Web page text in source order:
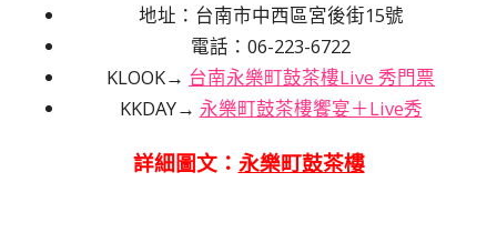
地址：台南市中西區宮後街15號
電話：06-223-6722
KLOOK→ 台南永樂町鼓茶樓Live 秀門票
KKDAY→ 永樂町鼓茶樓饗宴＋Live秀
詳細圖文： 永樂町鼓茶樓